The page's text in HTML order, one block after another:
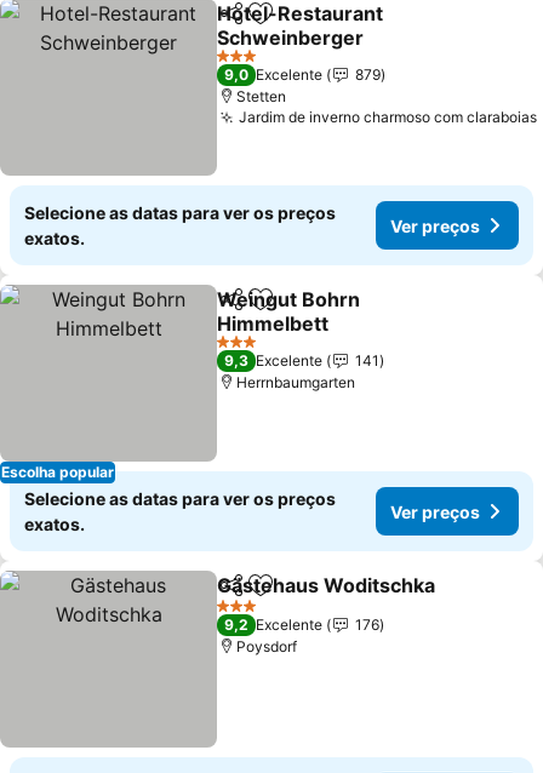
PartilharAdicionar aos favoritos
Hotel-Restaurant
Schweinberger
3 Estrelas
9,0 Excelente
879
Stetten
Jardim de inverno charmoso com claraboias
Selecione as datas para ver os preços
exatos.
Ver preços
Escolha popular
PartilharAdicionar aos favoritos
Weingut Bohrn
Himmelbett
3 Estrelas
9,3 Excelente
141
Herrnbaumgarten
Selecione as datas para ver os preços
exatos.
Ver preços
PartilharAdicionar aos favoritos
Gästehaus Woditschka
3 Estrelas
9,2 Excelente
176
Poysdorf